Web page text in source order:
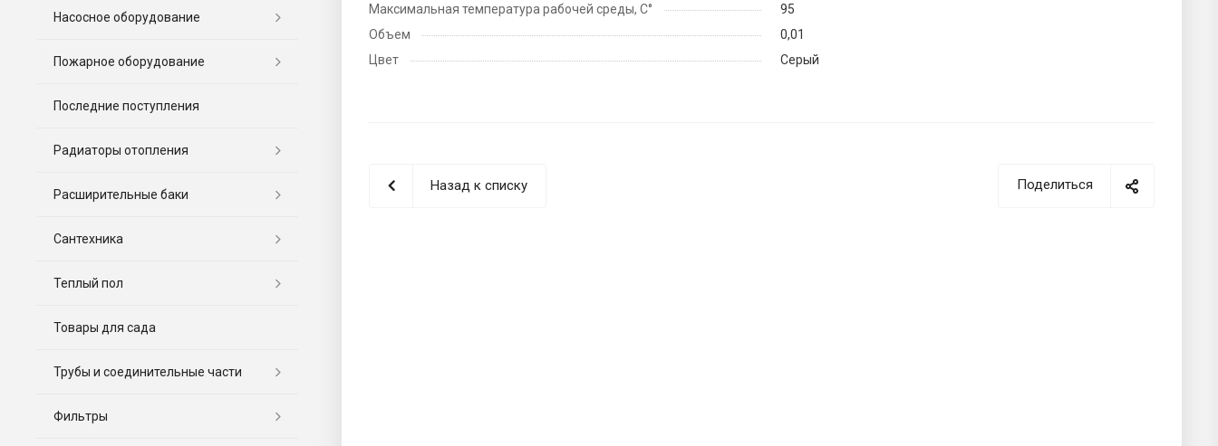
Максимальная температура рабочей среды, С°
95
Объем
0,01
Цвет
Серый
Поделиться
Назад к списку
Насосное оборудование
Пожарное оборудование
Последние поступления
Радиаторы отопления
Расширительные баки
Сантехника
Теплый пол
Товары для сада
Трубы и соединительные части
Фильтры